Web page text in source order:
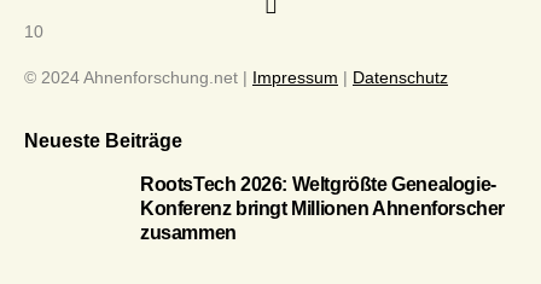
10
© 2024 Ahnenforschung.net | Impressum | Datenschutz
Neueste Beiträge
RootsTech 2026: Weltgrößte Genealogie-
Konferenz bringt Millionen Ahnenforscher
zusammen